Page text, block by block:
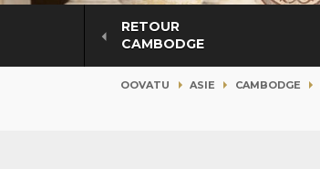
RETOUR
CAMBODGE
OOVATU ASIE CAMBODGE